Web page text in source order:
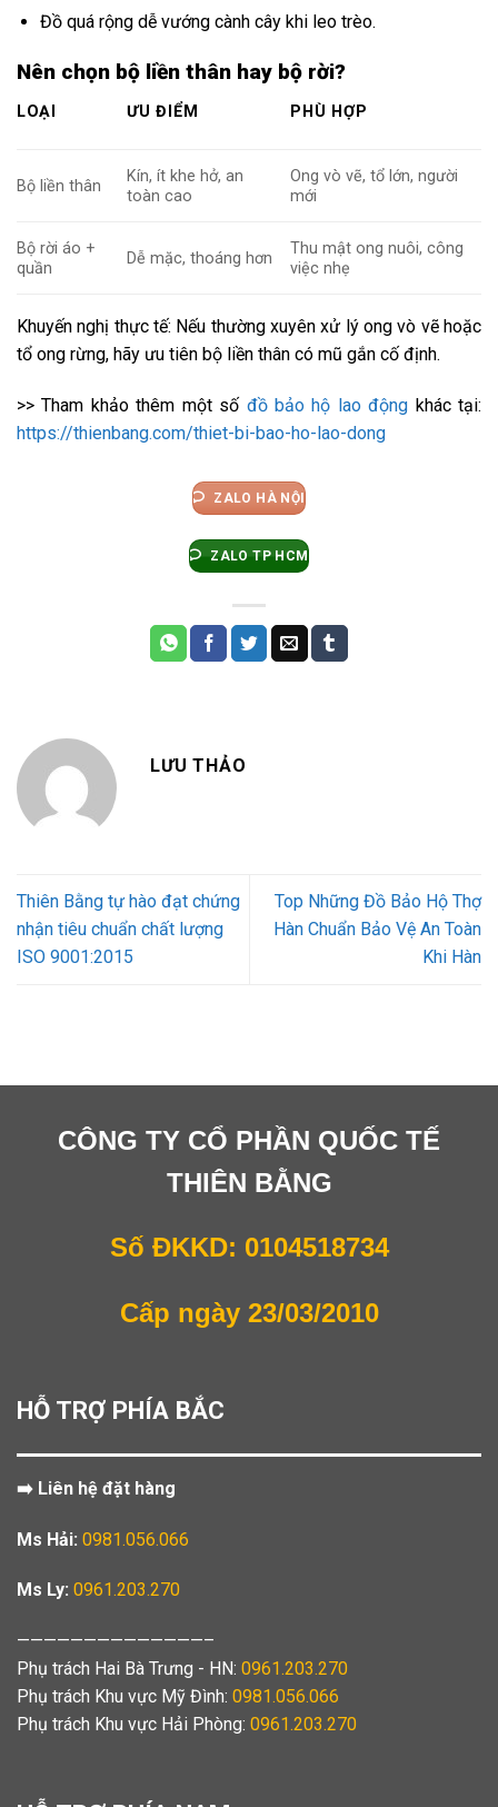
Đồ quá rộng dễ vướng cành cây khi leo trèo.
Nên chọn bộ liền thân hay bộ rời?
LOẠI ƯU ĐIỂM PHÙ HỢP
Bộ liền thân
Kín, ít khe hở, an
toàn cao
Ong vò vẽ, tổ lớn, người
mới
Bộ rời áo +
quần
Dễ mặc, thoáng hơn
Thu mật ong nuôi, công
việc nhẹ
Khuyến nghị thực tế: Nếu thường xuyên xử lý ong vò vẽ hoặc
tổ ong rừng, hãy ưu tiên bộ liền thân có mũ gắn cố định.
>> Tham khảo thêm một số đồ bảo hộ lao động khác tại:
https://thienbang.com/thiet-bi-bao-ho-lao-dong
ZALO HÀ NỘI
ZALO TP HCM
LƯU THẢO
Thiên Bằng tự hào đạt chứng
nhận tiêu chuẩn chất lượng
ISO 9001:2015
Top Những Đồ Bảo Hộ Thợ
Hàn Chuẩn Bảo Vệ An Toàn
Khi Hàn
CÔNG TY CỔ PHẦN QUỐC TẾ
THIÊN BẰNG
Số ĐKKD: 0104518734
Cấp ngày 23/03/2010
HỖ TRỢ PHÍA BẮC
➡️ Liên hệ đặt hàng
Ms Hải: 0981.056.066
Ms Ly: 0961.203.270
——————————————–
Phụ trách Hai Bà Trưng - HN: 0961.203.270
Phụ trách Khu vực Mỹ Đình: 0981.056.066
Phụ trách Khu vực Hải Phòng: 0961.203.270